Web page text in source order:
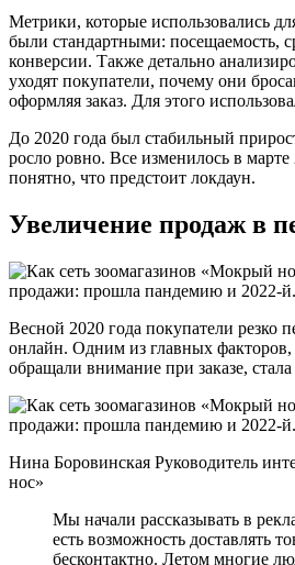
Метрики, которые использовались
были стандартными: посещаемость,
конверсии. Также детально
уходят покупатели, почему они
оформляя заказ. Для этого
До 2020 года был стабильный
росло ровно. Все изменилось в марте
понятно, что предстоит локдаун.
Увеличение продаж в
Весной 2020 года покупатели резко
онлайн. Одним из главных
обращали внимание при заказе, стала
Нина Боровинская Руководитель
нос»
Мы начали рассказывать в
есть возможность доставлять
бесконтактно. Летом многие